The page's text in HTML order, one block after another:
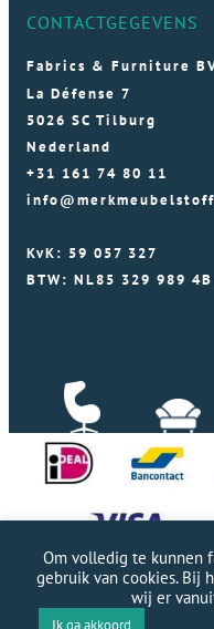
CONTACTGEGEVENS
Fabrics & Furniture
La Défense 7
5026 SC Tilburg
Nederland
+31 161 74 80 11
KvK: 59 057 327
BTW: NL85 329 989
Professionele
Om volledig te kunnen
gebruik van cookies. Bij
wij er
Ik ga akkoord